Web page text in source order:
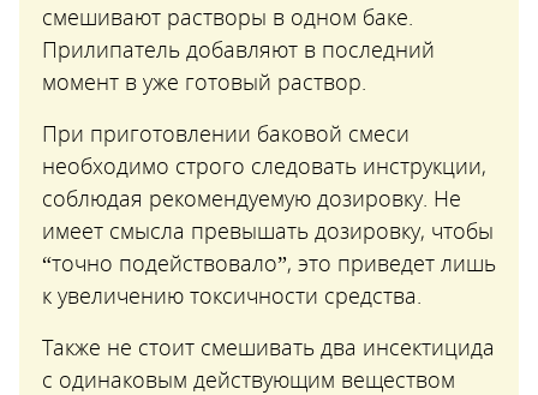
смешивают растворы в одном баке.
Прилипатель добавляют в последний
момент в уже готовый раствор.
При приготовлении баковой смеси
необходимо строго следовать инструкции,
соблюдая рекомендуемую дозировку. Не
имеет смысла превышать дозировку, чтобы
“точно подействовало”, это приведет лишь
к увеличению токсичности средства.
Также не стоит смешивать два инсектицида
с одинаковым действующим веществом